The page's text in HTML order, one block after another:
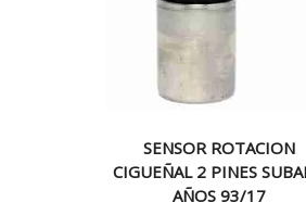
SENSOR ROTACION
CIGUEÑAL 2 PINES
AÑOS 93/17